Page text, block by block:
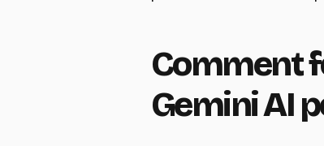
Comment
Gemini AI